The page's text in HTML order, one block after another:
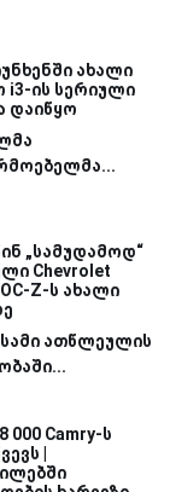
ახალი
ის სერიული
დაიწყო
„სამუდამოდ“
Chevrolet
Z-ს ახალი
ათწლეულის
000 Camry-ს
|